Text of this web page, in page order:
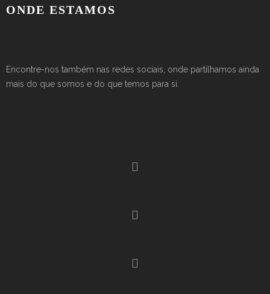
ONDE ESTAMOS
Encontre-nos também nas redes sociais, onde partilhamos ainda
mais do que somos e do que temos para si.